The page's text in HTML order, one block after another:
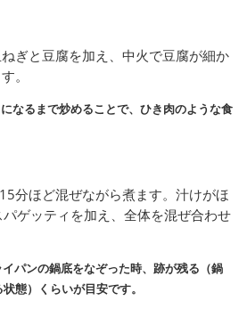
ぎと豆腐を加え、中火で豆腐が細か
。
なるまで炒めることで、ひき肉のような食
分ほど混ぜながら煮ます。汁けがほ
ゲッティを加え、全体を混ぜ合わせ
パンの鍋底をなぞった時、跡が残る（鍋
態）くらいが目安です。